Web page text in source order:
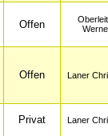
Offen
Offen Laner
Privat Laner